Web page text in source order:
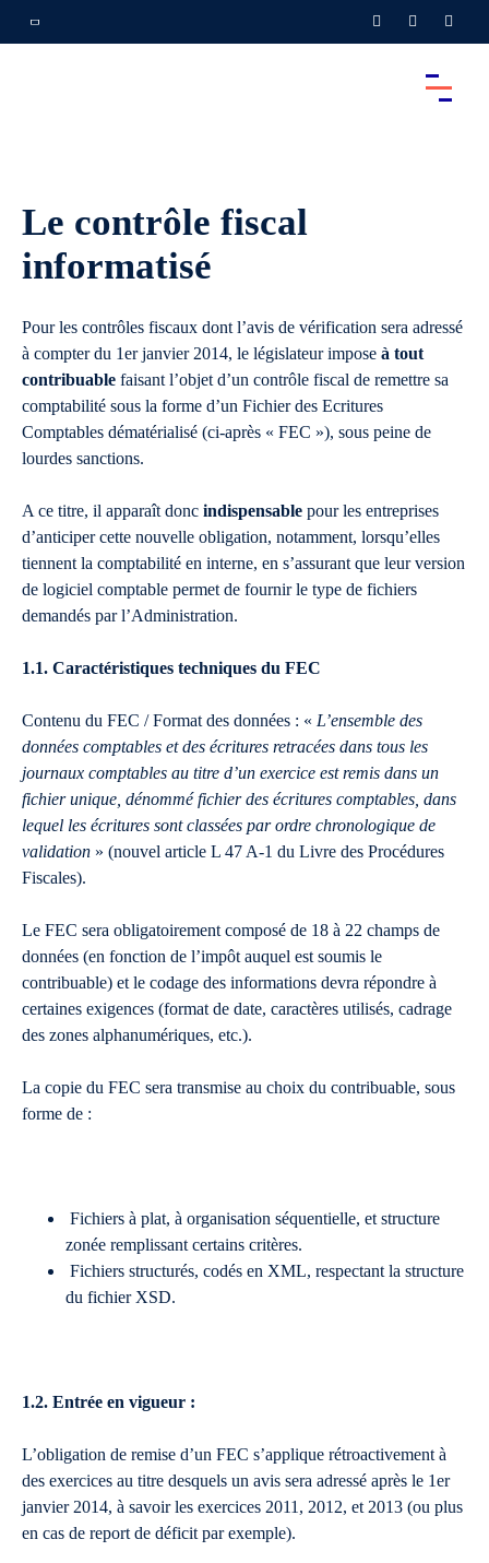
Le contrôle fiscal
informatisé
Pour les contrôles fiscaux dont l’avis de vérification sera adressé
à compter du 1er janvier 2014, le législateur impose à tout
contribuable faisant l’objet d’un contrôle fiscal de remettre sa
comptabilité sous la forme d’un Fichier des Ecritures
Comptables dématérialisé (ci-après « FEC »), sous peine de
lourdes sanctions.
A ce titre, il apparaît donc indispensable pour les entreprises
d’anticiper cette nouvelle obligation, notamment, lorsqu’elles
tiennent la comptabilité en interne, en s’assurant que leur version
de logiciel comptable permet de fournir le type de fichiers
demandés par l’Administration.
1.1. Caractéristiques techniques du FEC
Contenu du FEC / Format des données : « L’ensemble des
données comptables et des écritures retracées dans tous les
journaux comptables au titre d’un exercice est remis dans un
fichier unique, dénommé fichier des écritures comptables, dans
lequel les écritures sont classées par ordre chronologique de
validation » (nouvel article L 47 A-1 du Livre des Procédures
Fiscales).
Le FEC sera obligatoirement composé de 18 à 22 champs de
données (en fonction de l’impôt auquel est soumis le
contribuable) et le codage des informations devra répondre à
certaines exigences (format de date, caractères utilisés, cadrage
des zones alphanumériques, etc.).
La copie du FEC sera transmise au choix du contribuable, sous
forme de :
Fichiers à plat, à organisation séquentielle, et structure
zonée remplissant certains critères.
Fichiers structurés, codés en XML, respectant la structure
du fichier XSD.
1.2. Entrée en vigueur :
L’obligation de remise d’un FEC s’applique rétroactivement à
des exercices au titre desquels un avis sera adressé après le 1er
janvier 2014, à savoir les exercices 2011, 2012, et 2013 (ou plus
en cas de report de déficit par exemple).